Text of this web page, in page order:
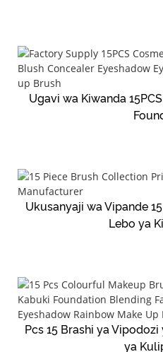
Ugavi wa Kiwanda
Ukusanyaji wa Vipande
Lebo ya
Pcs 15 Brashi ya
ya